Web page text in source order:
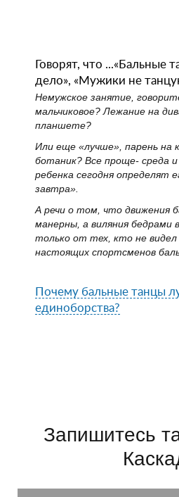
Говорят, что ...«Бальные
дело», «Мужики не
Немужское занятие,
мальчиковое? Лежание на
планшете?
Или еще «лучше», парень на
ботаник? Все проще- среда
ребенка сегодня определят
завтра».
А речи о том, что движения
манерны, а виляния
только от тех, кто не
настоящих спортсменов
Почему бальные танцы
единоборства?
Запишитесь